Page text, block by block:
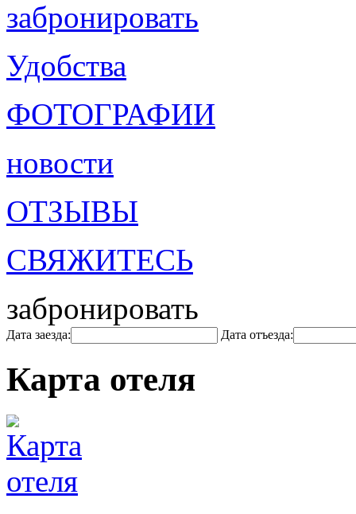
забронировать
Удобства
ФОТОГРАФИИ
новости
ОТЗЫВЫ
СВЯЖИТЕСЬ
забронировать
Дата заезда: Дата отъезда:
Карта отеля